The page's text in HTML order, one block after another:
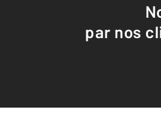
par nos